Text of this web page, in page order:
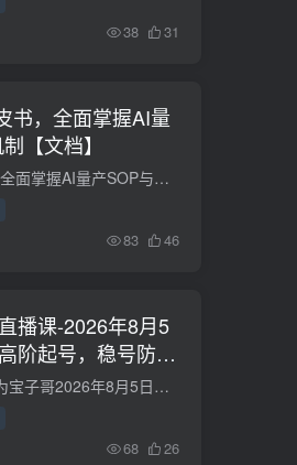
38 31
书，全面掌握AI量
【文档】
AI内容+GEO实战白皮书，全面掌握AI量产SOP与GEO分发机制【文档】 课程介绍 面对AI技术的狂飙突进，站在生产力跃升的拐点，我们更愿抛出一个积极的论断：2026年，大模型不仅不会取代优秀的营销团...
83 46
播课-2026年8月5
阶起号，稳号防封
变现体系
一、课程内容简介 本课程为宝子哥2026年8月5日更新的抖音快手全套无人直播实战课，价值2980元，已累计服务一万余名学员。课程聚焦无人、半无人直播核心技术，涵盖非实时防风、AI 虚拟主播搭建、...
68 26